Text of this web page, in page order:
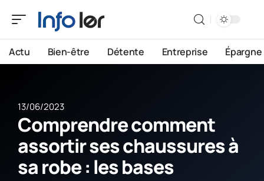
Actu Bien-être Détente Entreprise Épargne
13/06/2023
Comprendre comment
assortir ses chaussures à
sa robe : les bases